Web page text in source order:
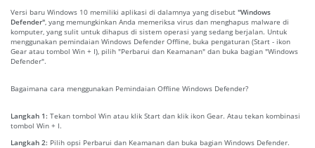
Versi baru Windows 10 memiliki aplikasi di dalamnya yang disebut "Windows
Defender" , yang memungkinkan Anda memeriksa virus dan menghapus malware di
komputer, yang sulit untuk dihapus di sistem operasi yang sedang berjalan. Untuk
menggunakan pemindaian Windows Defender Offline, buka pengaturan (Start - ikon
Gear atau tombol Win + I), pilih "Perbarui dan Keamanan" dan buka bagian "Windows
Defender".
Bagaimana cara menggunakan Pemindaian Offline Windows Defender?
Langkah 1: Tekan tombol Win atau klik Start dan klik ikon Gear. Atau tekan kombinasi
tombol Win + I.
Langkah 2: Pilih opsi Perbarui dan Keamanan dan buka bagian Windows Defender.